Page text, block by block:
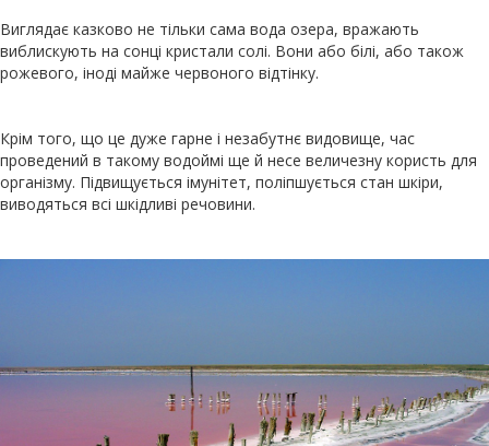
Виглядає казково не тільки сама вода озера, вражають
виблискують на сонці кристали солі. Вони або білі, або також
рожевого, іноді майже червоного відтінку.
Крім того, що це дуже гарне і незабутнє видовище, час
проведений в такому водоймі ще й несе величезну користь для
організму. Підвищується імунітет, поліпшується стан шкіри,
виводяться всі шкідливі речовини.